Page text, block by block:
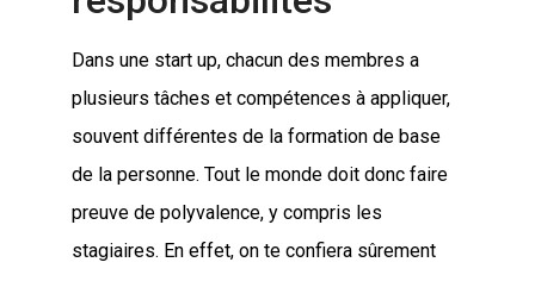
Dans une start up, chacun des membres a
plusieurs tâches et compétences à appliquer,
souvent différentes de la formation de base
de la personne. Tout le monde doit donc faire
preuve de polyvalence, y compris les
stagiaires. En effet, on te confiera sûrement